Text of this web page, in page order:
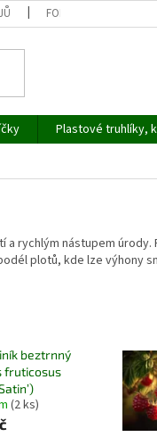
FORMULÁŘ PRO
Plastové truhlíky,
rychlým nástupem
plotů, kde lze výhony
beztrnný
fruticosus
(2 ks)